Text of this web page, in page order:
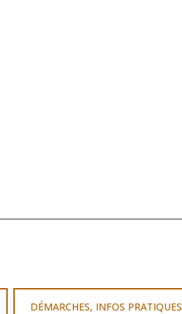
DÉMARCHES, INFOS PRATIQUES